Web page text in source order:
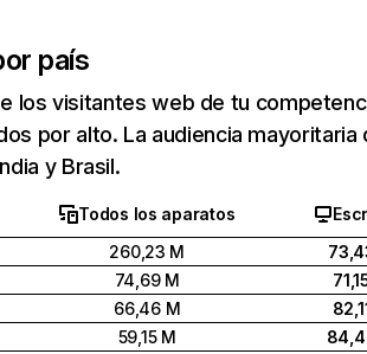
país
los visitantes web de tu
por alto. La audiencia
y Brasil.
Todos los aparatos
260,23 M
74,69 M
66,46 M
59,15 M